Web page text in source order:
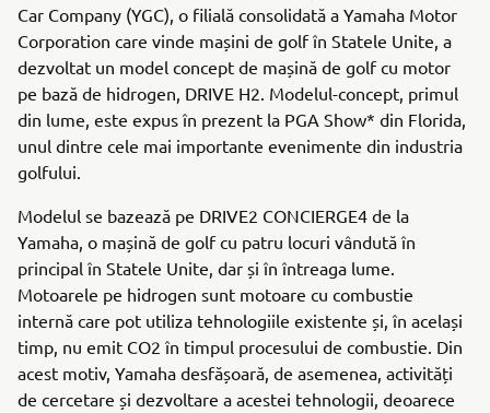
Car Company (YGC), o filială consolidată a Yamaha Motor
Corporation care vinde mașini de golf în Statele Unite, a
dezvoltat un model concept de mașină de golf cu motor
pe bază de hidrogen, DRIVE H2. Modelul-concept, primul
din lume, este expus în prezent la PGA Show* din Florida,
unul dintre cele mai importante evenimente din industria
golfului.
Modelul se bazează pe DRIVE2 CONCIERGE4 de la
Yamaha, o mașină de golf cu patru locuri vândută în
principal în Statele Unite, dar și în întreaga lume.
Motoarele pe hidrogen sunt motoare cu combustie
internă care pot utiliza tehnologiile existente și, în același
timp, nu emit CO2 în timpul procesului de combustie. Din
acest motiv, Yamaha desfășoară, de asemenea, activități
de cercetare și dezvoltare a acestei tehnologii, deoarece